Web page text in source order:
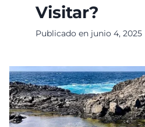
Visitar?
Publicado en junio 4, 2025